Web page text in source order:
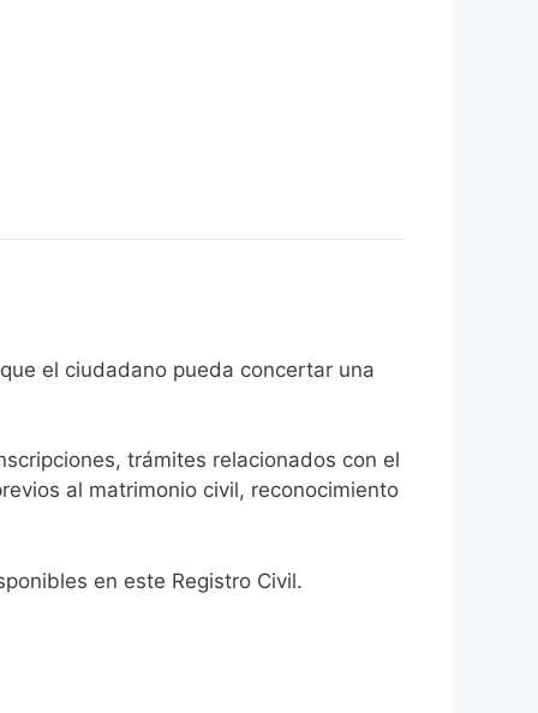
el ciudadano pueda concertar una
trámites relacionados con el
al matrimonio civil, reconocimiento
en este Registro Civil.​